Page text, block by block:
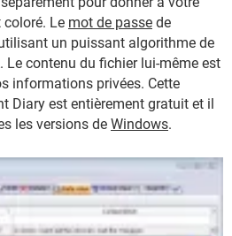
Le mot de passe de
un puissant algorithme de
Le contenu du fichier lui-même est
informations privées. Cette
Diary est entièrement gratuit et il
les versions de Windows.